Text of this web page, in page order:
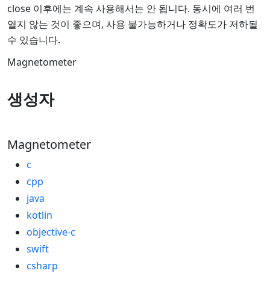
close 이후에는 계속 사용해서는 안 됩니다. 동시에 여러 번
열지 않는 것이 좋으며, 사용 불가능하거나 정확도가 저하될
수 있습니다.
Magnetometer
생성자
Magnetometer
c
cpp
java
kotlin
objective-c
swift
csharp